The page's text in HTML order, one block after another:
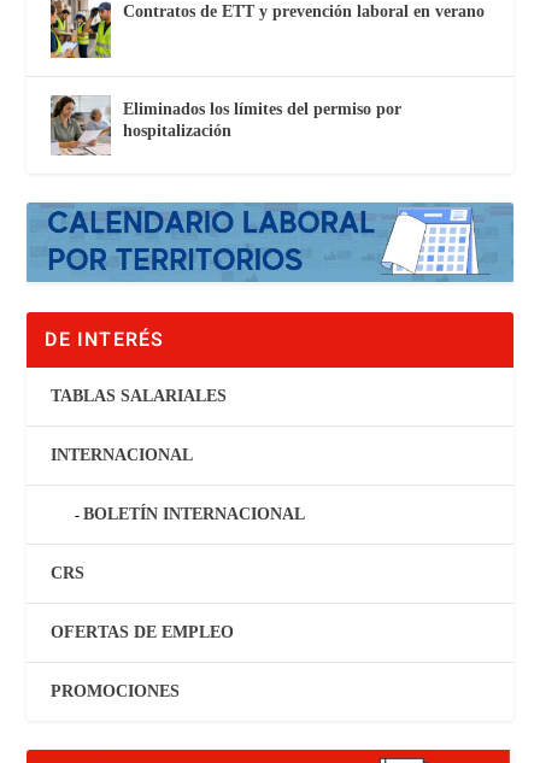
Contratos de ETT y prevención laboral en verano
Eliminados los límites del permiso por
hospitalización
DE INTERÉS
TABLAS SALARIALES
INTERNACIONAL
BOLETÍN INTERNACIONAL
CRS
OFERTAS DE EMPLEO
PROMOCIONES